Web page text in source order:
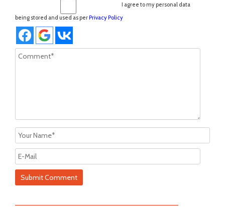
I agree to my personal data
being stored and used as perPrivacy Policy
—————————————————————————